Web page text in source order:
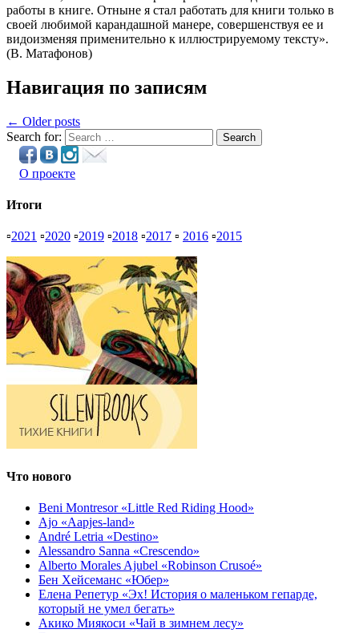
работы в книге. Отныне я стал работать для книги только в
своей любимой карандашной манере, совершенствуя ее и
видоизменяя применительно к иллюстрируемому тексту».
(В. Матафонов)
Навигация по записям
← Older posts
Search for:
Search
О проекте
Итоги
▫2021 ▫2020 ▫2019 ▫2018 ▫2017 ▫ 2016 ▫2015
Что нового
Beni Montresor «Little Red Riding Hood»
Ajo «Aapjes-land»
André Letria «Destino»
Alessandro Sanna «Crescendo»
Alberto Morales Ajubel «Robinson Crusoé»
Бен Хейсеманс «Юбер»
Елена Репетур «Эх! История о маленьком гепарде,
который не умел бегать»
Акико Миякоси «Чай в зимнем лесу»